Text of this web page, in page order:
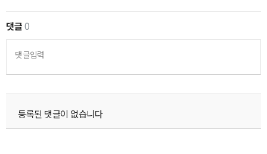
댓글0
댓글입력
등록된 댓글이 없습니다